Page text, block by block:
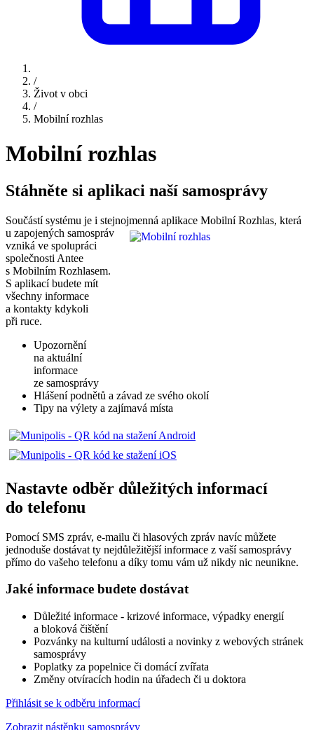
/
Život v obci
/
Mobilní rozhlas
Mobilní rozhlas
Stáhněte si aplikaci naší samosprávy
Součástí systému je i stejnojmenná aplikace MobilníRozhlas, která
u zapojených samospráv
vzniká ve spolupráci
společnosti Antee
s Mobilním Rozhlasem.
S aplikací budete mít
všechny informace
a kontakty kdykoli
při ruce.
Upozornění
na aktuální
informace
ze samosprávy
Hlášení podnětů a závad ze svého okolí
Tipy na výlety a zajímavá místa
Nastavte odběr důležitých informací
do telefonu
Pomocí SMS zpráv, e-mailu či hlasových zpráv navíc můžete
jednoduše dostávat ty nejdůležitější informace z vaší samosprávy
přímo do vašeho telefonu a díky tomu vám už nikdy nic neunikne.
Jaké informace budete dostávat
Důležité informace - krizové informace, výpadky energií
a bloková čištění
Pozvánky na kulturní události a novinky z webových stránek
samosprávy
Poplatky za popelnice či domácí zvířata
Změny otvíracích hodin na úřadech či u doktora
Přihlásit se k odběru informací
Zobrazit nástěnku samosprávy